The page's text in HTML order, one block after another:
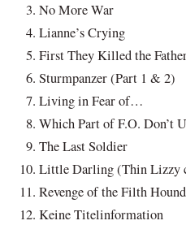
No More War
Lianne’s Crying
First They Killed the
Sturmpanzer (Part 1 & 2)
Living in Fear of…
Which Part of F.O. Don’t
The Last Soldier
Little Darling (Thin Lizzy
Revenge of the Filth
Keine Titelinformation